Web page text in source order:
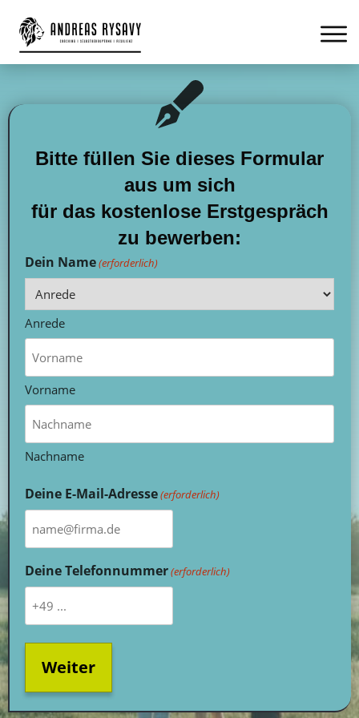
Bitte füllen Sie dieses Formular
aus um sich
für das kostenlose Erstgespräch
zu bewerben:
Dein Name(erforderlich)
Anrede
Vorname
Nachname
Deine E-Mail-Adresse(erforderlich)
Deine Telefonnummer(erforderlich)